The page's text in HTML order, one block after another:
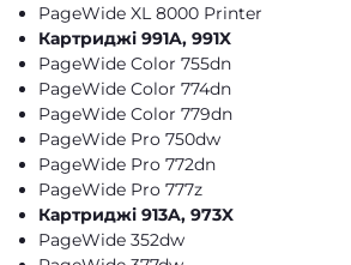
PageWide XL 8000 Printer
Картриджі 991A, 991X
PageWide Color 755dn
PageWide Color 774dn
PageWide Color 779dn
PageWide Pro 750dw
PageWide Pro 772dn
PageWide Pro 777z
Картриджі 913A, 973X
PageWide 352dw